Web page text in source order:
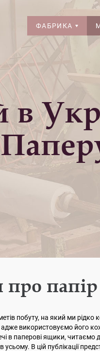
ФАБРИКА
про папір
побуту, на який ми
використовуємо його
в паперові ящики, читаємо
усьому. В цій публікації